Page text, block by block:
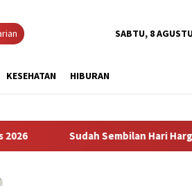
SABTU, 8
KESEHATAN HIBURAN
Sudah Sembilan Hari Harga